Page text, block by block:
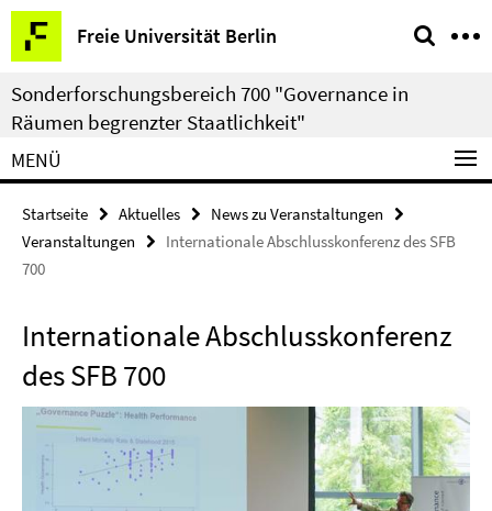
Springe
direkt
zu
Inhalt
Freie Universität Berlin
Service-
Navigation
Sonderforschungsbereich 700 "Governance in
Räumen begrenzter Staatlichkeit"
MENÜ
Startseite Aktuelles
News zu Veranstaltungen
Veranstaltungen
Internationale Abschlusskonferenz des SFB
700
Internationale Abschlusskonferenz
des SFB 700